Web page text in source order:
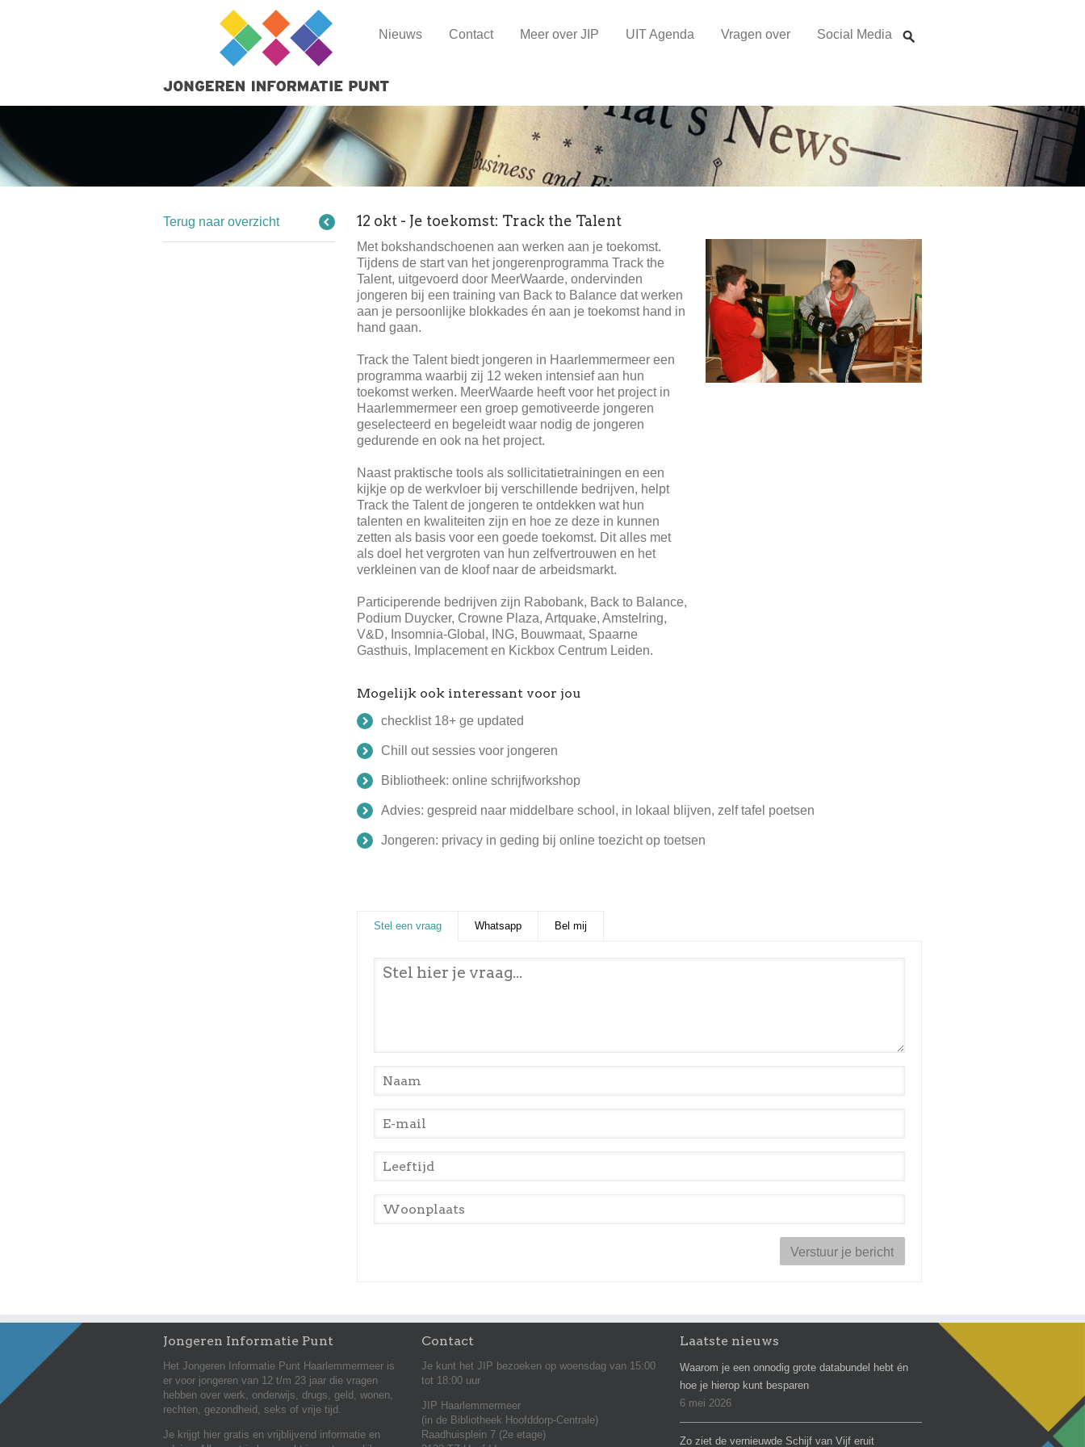
Nieuws Contact Meer over JIP UIT Agenda Vragen over Social Media
Terug naar overzicht 12 okt - Je toekomst: Track the Talent
Met bokshandschoenen aan werken aan je toekomst.
Tijdens de start van het jongerenprogramma Track the
Talent, uitgevoerd door MeerWaarde, ondervinden
jongeren bij een training van Back to Balance dat werken
aan je persoonlijke blokkades én aan je toekomst hand in
hand gaan.
Track the Talent biedt jongeren in Haarlemmermeer een
programma waarbij zij 12 weken intensief aan hun
toekomst werken. MeerWaarde heeft voor het project in
Haarlemmermeer een groep gemotiveerde jongeren
geselecteerd en begeleidt waar nodig de jongeren
gedurende en ook na het project.
Naast praktische tools als sollicitatietrainingen en een
kijkje op de werkvloer bij verschillende bedrijven, helpt
Track the Talent de jongeren te ontdekken wat hun
talenten en kwaliteiten zijn en hoe ze deze in kunnen
zetten als basis voor een goede toekomst. Dit alles met
als doel het vergroten van hun zelfvertrouwen en het
verkleinen van de kloof naar de arbeidsmarkt.
Participerende bedrijven zijn Rabobank, Back to Balance,
Podium Duycker, Crowne Plaza, Artquake, Amstelring,
V&D, Insomnia-Global, ING, Bouwmaat, Spaarne
Gasthuis, Implacement en Kickbox Centrum Leiden.
Mogelijk ook interessant voor jou
checklist 18+ ge updated
Chill out sessies voor jongeren
Bibliotheek: online schrijfworkshop
Advies: gespreid naar middelbare school, in lokaal blijven, zelf tafel poetsen
Jongeren: privacy in geding bij online toezicht op toetsen
Stel een vraag (actieve tabblad)
Whatsapp Bel mij
Stel een vraag
Naam
E-mail *
Leeftijd*
Woonplaats *
Jongeren Informatie Punt
Het Jongeren Informatie Punt Haarlemmermeer is
er voor jongeren van 12 t/m 23 jaar die vragen
hebben over werk, onderwijs, drugs, geld, wonen,
rechten, gezondheid, seks of vrije tijd.
Je krijgt hier gratis en vrijblijvend informatie en
Contact
Je kunt het JIP bezoeken op woensdag van 15:00
tot 18:00 uur
JIP Haarlemmermeer
(in de Bibliotheek Hoofddorp-Centrale)
Raadhuisplein 7 (2e etage)
Laatste nieuws
Waarom je een onnodig grote databundel hebt én
hoe je hierop kunt besparen
6 mei 2026
Zo ziet de vernieuwde Schijf van Vijf eruit